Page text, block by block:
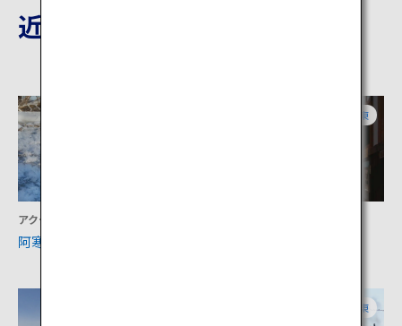
近隣の観光地
アクティビティ
阿寒湖
道東
道東